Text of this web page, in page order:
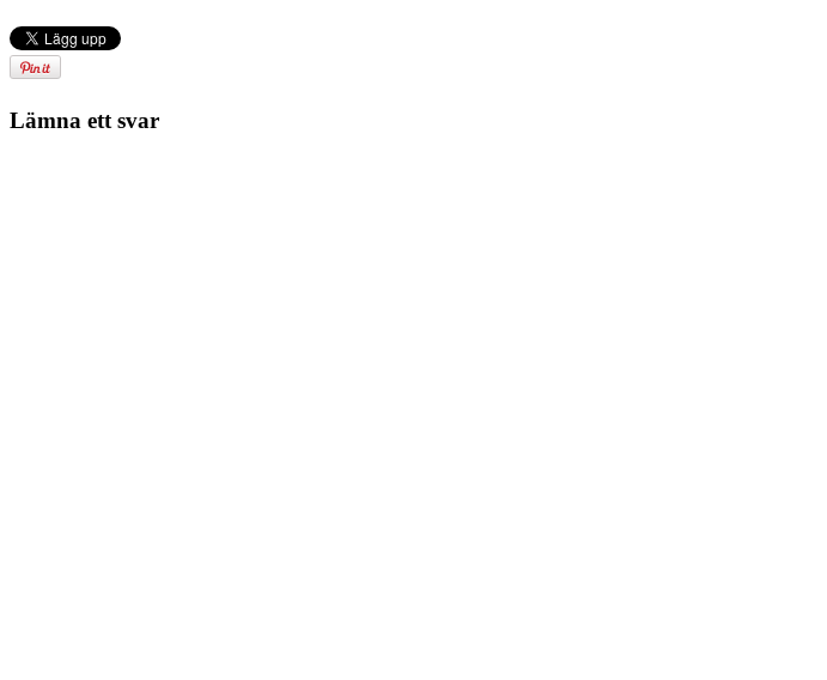
Lämna ett svar